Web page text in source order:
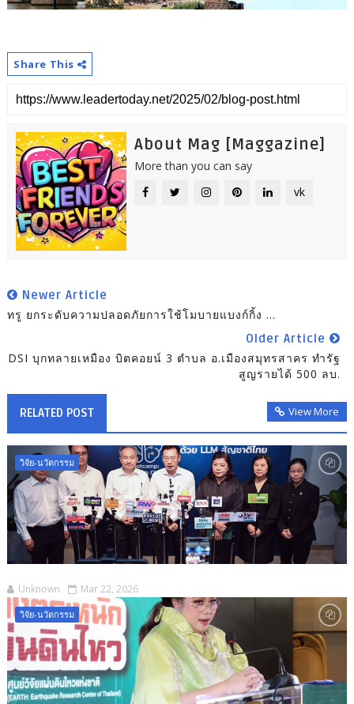
Share This
About Mag [Maggazine]
More than you can say
vk
Newer Article
ทรู ยกระดับความปลอดภัยการใช้โมบายแบงก์กิ้ง ...
Older Article
DSI บุกทลายเหมือง บิตคอยน์ 3 ตำบล อ.เมืองสมุทรสาคร ทำรัฐ
สูญรายได้ 500 ลบ.
RELATED POST View More
วิจัย-นวัตกรรม
Unknown Mar 22, 2026
วิจัย-นวัตกรรม